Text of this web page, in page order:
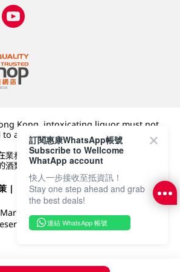
Kong, intoxicating liquor must not
a minor (under 18) in the course of
務過程中，向未成年人 (18 歲以下人士)
酒類。
| DFI零售集團
Place. The Dairy Farm Company
訂閱惠康WhatsApp帳號
Subscribe to Wellcome
WhatApp account
快人一步接收至抵資訊！
Stay one step ahead and grab
the best deals!
連結 WhatsApp 帳號